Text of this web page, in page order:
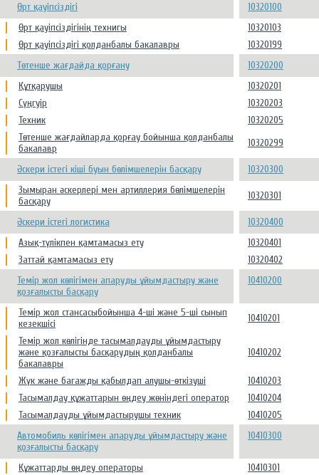
Өрт қауіпсіздігі
10320100
Өрт қауіпсіздігінің технигы
10320103
Өрт қауіпсіздігі қолданбалы бакалавры
10320199
Төтенше жағдайда қорғану
10320200
Құтқарушы
10320201
Сүңгуір
10320203
Техник
10320205
Төтенше жағдайларда қорғау бойынша қолданбалы
бакалавр
10320299
Әскери істегі кіші буын бөлімшелерін басқару
10320300
Зымыран әскерлері мен артиллерия бөлімшелерін
басқару
10320301
Әскери істегі логистика
10320400
Азық-түлікпен қамтамасыз ету
10320401
Заттай қамтамасыз ету
10320402
Темір жол көлігімен апаруды ұйымдастыру және
қозғалысты басқару
10410200
Темір жол стансасыбойынша 4-ші және 5-ші сынып
кезекшісі
10410201
Темір жол көлігінде тасымалдауды ұйымдастыру
және қозғалысты басқарудың қолданбалы
бакалавры
10410202
Жүк және багажды қабылдап алушы-өткізуші
10410203
Тасымалдау құжаттарын өңдеу жөніндегі оператор
10410204
Тасымалдауды ұйымдастырушы техник
10410205
Автомобиль көлігімен апаруды ұйымдастыру және
қозғалысты басқару
10410300
Құжаттарды өңдеу операторы
10410301